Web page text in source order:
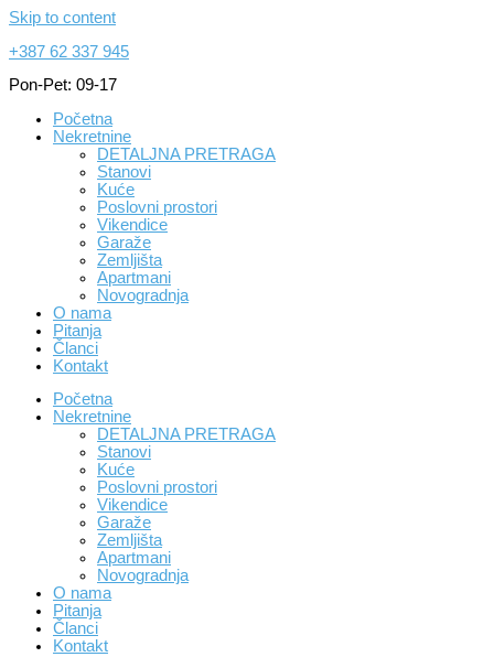
Skip to content
+387 62 337 945
Pon-Pet: 09-17
Početna
Nekretnine
DETALJNA PRETRAGA
Stanovi
Kuće
Poslovni prostori
Vikendice
Garaže
Zemljišta
Apartmani
Novogradnja
O nama
Pitanja
Članci
Kontakt
Početna
Nekretnine
DETALJNA PRETRAGA
Stanovi
Kuće
Poslovni prostori
Vikendice
Garaže
Zemljišta
Apartmani
Novogradnja
O nama
Pitanja
Članci
Kontakt